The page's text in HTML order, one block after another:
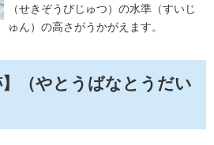
（せきぞうびじゅつ）の水準（すいじ
ゅん）の高さがうかがえます。
】（やとうばなとうだい